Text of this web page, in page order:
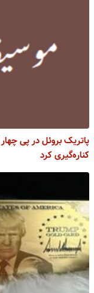
پاتریک بروئل در پی
کناره‌گیری کرد